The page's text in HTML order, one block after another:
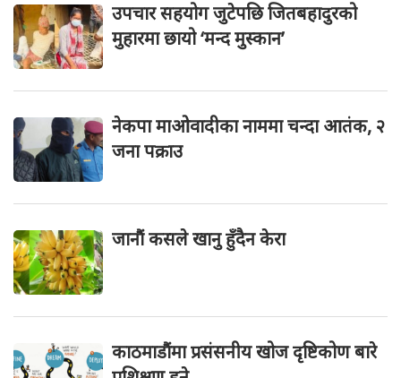
उपचार सहयोग जुटेपछि जितबहादुरको
मुहारमा छायो ‘मन्द मुस्कान’
नेकपा माओवादीका नाममा चन्दा आतंक, २
जना पक्राउ
जानौं कसले खानु हुँदैन केरा
काठमाडौंमा प्रसंसनीय खोज दृष्टिकोण बारे